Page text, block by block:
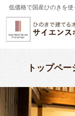
低価格で国産ひのきを
トップペー
こだ
施工事例
当社
モデルハウ